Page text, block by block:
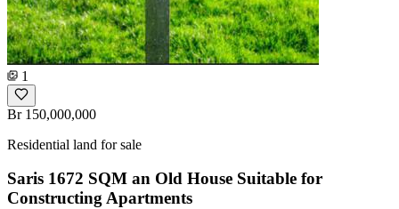
1
Br 150,000,000
Residential land for sale
Saris 1672 SQM an Old House Suitable for
Constructing Apartments